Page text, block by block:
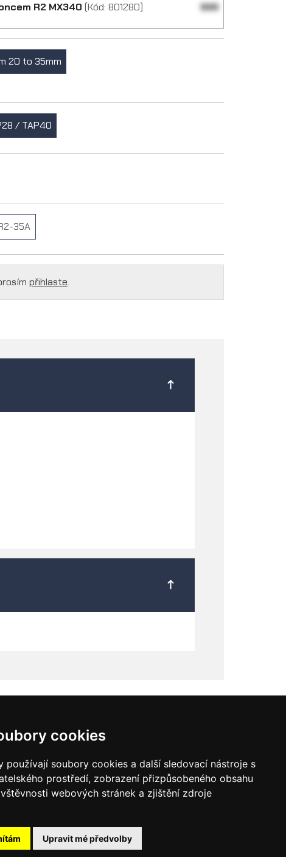
cookies
používají soubory cookies a další sledovací nástroje s
prostředí, zobrazení přizpůsobeného obsahu
webových stránek a zjištění zdroje
Upravit mé předvolby
R2 MX340 (Kód: 801280) 999
20 to 35mm
/ TAP40
35A
přihlaste.